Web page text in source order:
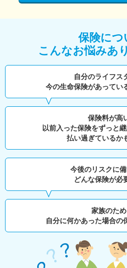
保険につ
こんなお悩みあ
自分のライフス
今の生命保険があってい
保険料が高
以前入った保険をずっと
払い過ぎているか
今後のリスクに
どんな保険が必
家族のため
自分に何かあった場合の